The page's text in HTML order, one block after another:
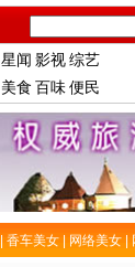
星闻 影视综艺
美食 百味便民
香车美女 网络美女